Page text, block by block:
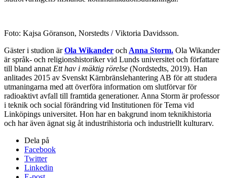
Foto: Kajsa Göranson, Norstedts / Viktoria Davidsson.
Gäster i studion ärOla Wikander ochAnna Storm. Ola Wikander
är språk- och religionshistoriker vid Lunds universitet och författare
till bland annatEtt hav i mäktig rörelse (Nordstedts, 2019). Han
anlitades 2015 av Svenskt Kärnbränslehantering AB för att studera
utmaningarna med att överföra information om slutförvar för
radioaktivt avfall till framtida generationer. Anna Storm är professor
i teknik och social förändring vid Institutionen för Tema vid
Linköpings universitet. Hon har en bakgrund inom teknikhistoria
och har även ägnat sig åt industrihistoria och industriellt kulturarv.
Dela på
Facebook
Twitter
Linkedin